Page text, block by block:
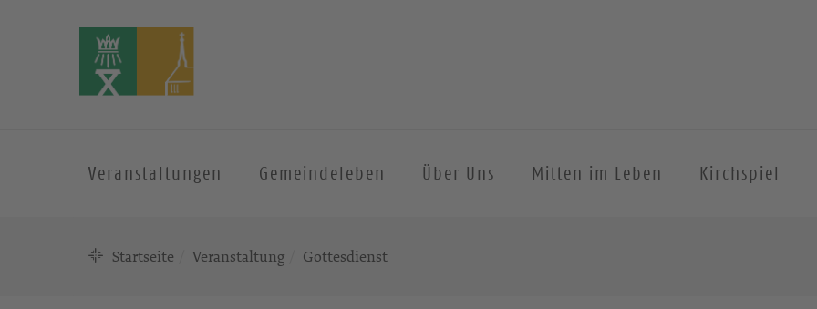
Veranstaltungen Gemeindeleben Über Uns Mitten im Leben Kirchspiel
Startseite Veranstaltung Gottesdienst